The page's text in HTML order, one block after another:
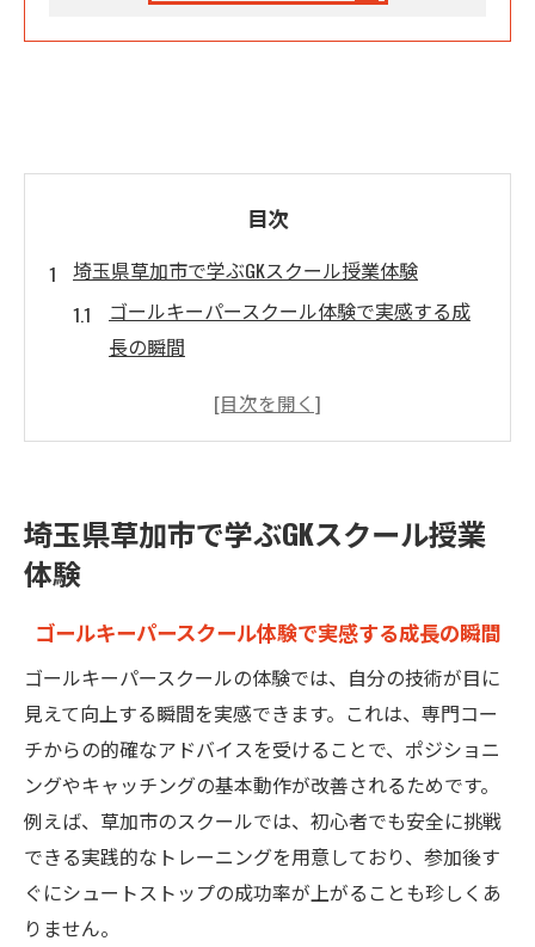
目次
埼玉県草加市で学ぶGKスクール授業体験
ゴールキーパースクール体験で実感する成
長の瞬間
埼玉のゴールキーパースクールが選ばれる
理由と実例紹介
単発参加可能なゴールキーパースクールの
ゴールキーパースクールの授業で身につく
基礎力とは
成長を実感できるゴールキーパースクール解説
ゴールキーパースクールで得られる成長実
感の理由
草加市のゴールキーパースクール指導体制
を詳しく解説
中学生や高校生向けゴールキーパースクー
埼玉県草加市で学ぶGKスクール授業
体験
ゴールキーパースクール体験で実感する成長の瞬間
ゴールキーパースクールの体験では、自分の技術が目に
見えて向上する瞬間を実感できます。これは、専門コー
チからの的確なアドバイスを受けることで、ポジショニ
ングやキャッチングの基本動作が改善されるためです。
例えば、草加市のスクールでは、初心者でも安全に挑戦
できる実践的なトレーニングを用意しており、参加後す
ぐにシュートストップの成功率が上がることも珍しくあ
りません。